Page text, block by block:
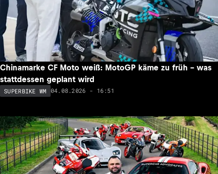
Chinamarke CF Moto weiß: MotoGP käme zu früh – was
stattdessen geplant wird
SUPERBIKE WM 04.08.2026 - 16:51